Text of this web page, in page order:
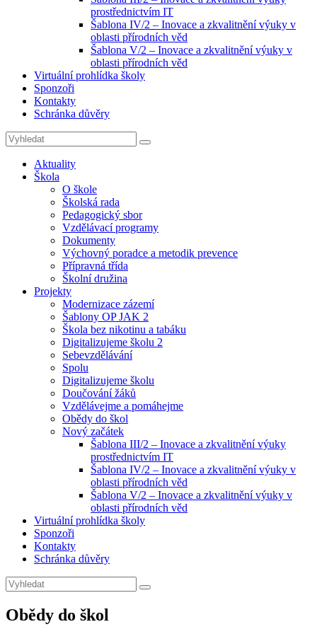
prostřednictvím IT
Šablona IV/2 – Inovace a zkvalitnění výuky v
oblasti přírodních věd
Šablona V/2 – Inovace a zkvalitnění výuky v
oblasti přírodních věd
Virtuální prohlídka školy
Sponzoři
Kontakty
Schránka důvěry
Search
for:
Search
Aktuality
Škola
O škole
Školská rada
Pedagogický sbor
Vzdělávací programy
Dokumenty
Výchovný poradce a metodik prevence
Přípravná třída
Školní družina
Projekty
Modernizace zázemí
Šablony OP JAK 2
Škola bez nikotinu a tabáku
Digitalizujeme školu 2
Sebevzdělávání
Spolu
Digitalizujeme školu
Doučování žáků
Vzdělávejme a pomáhejme
Obědy do škol
Nový začátek
Šablona III/2 – Inovace a zkvalitnění výuky
prostřednictvím IT
Šablona IV/2 – Inovace a zkvalitnění výuky v
oblasti přírodních věd
Šablona V/2 – Inovace a zkvalitnění výuky v
oblasti přírodních věd
Virtuální prohlídka školy
Sponzoři
Kontakty
Schránka důvěry
Search
for:
Search
Obědy do škol